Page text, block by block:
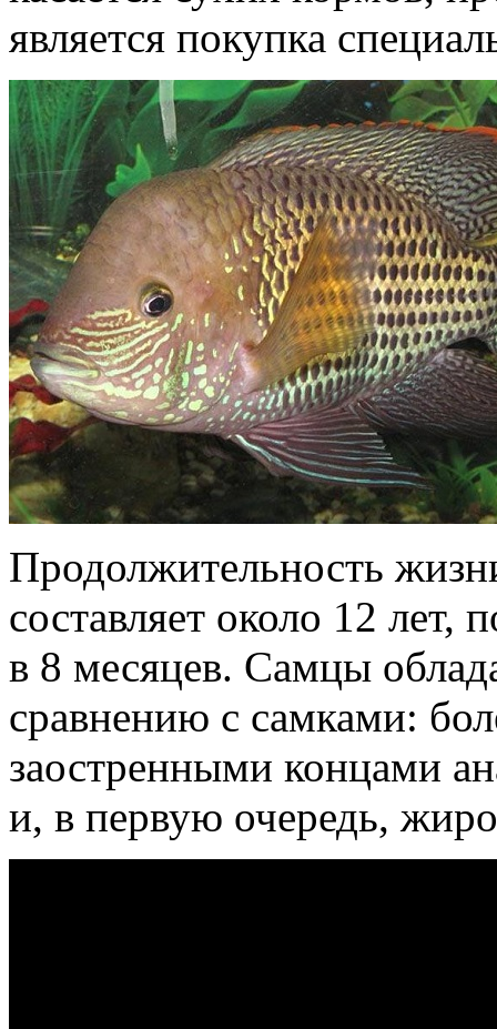
является покупка
Продолжительность
составляет около 12 лет,
в 8 месяцев. Самцы
сравнению с самками:
заостренными концами
и, в первую очередь,